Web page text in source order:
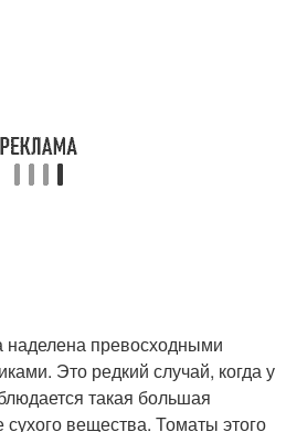
наделена превосходными
Это редкий случай, когда у
такая большая
вещества. Томаты этого